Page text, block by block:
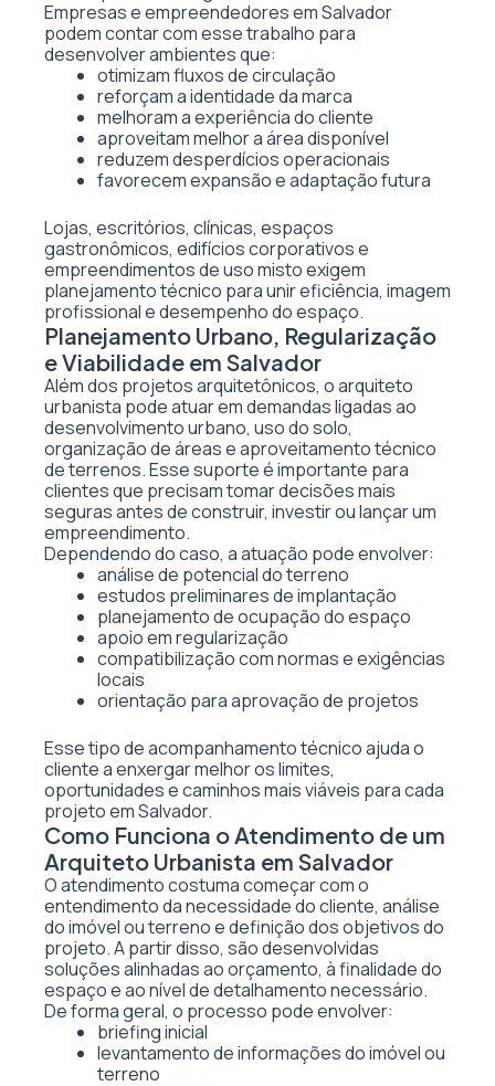
Empresas e empreendedores em Salvador
podem contar com esse trabalho para
desenvolver ambientes que:
otimizam fluxos de circulação
reforçam a identidade da marca
melhoram a experiência do cliente
aproveitam melhor a área disponível
reduzem desperdícios operacionais
favorecem expansão e adaptação futura
Lojas, escritórios, clínicas, espaços
gastronômicos, edifícios corporativos e
empreendimentos de uso misto exigem
planejamento técnico para unir eficiência, imagem
profissional e desempenho do espaço.
Planejamento Urbano, Regularização
e Viabilidade em Salvador
Além dos projetos arquitetônicos, o arquiteto
urbanista pode atuar em demandas ligadas ao
desenvolvimento urbano, uso do solo,
organização de áreas e aproveitamento técnico
de terrenos. Esse suporte é importante para
clientes que precisam tomar decisões mais
seguras antes de construir, investir ou lançar um
empreendimento.
Dependendo do caso, a atuação pode envolver:
análise de potencial do terreno
estudos preliminares de implantação
planejamento de ocupação do espaço
apoio em regularização
compatibilização com normas e exigências
locais
orientação para aprovação de projetos
Esse tipo de acompanhamento técnico ajuda o
cliente a enxergar melhor os limites,
oportunidades e caminhos mais viáveis para cada
projeto em Salvador.
Como Funciona o Atendimento de um
Arquiteto Urbanista em Salvador
O atendimento costuma começar com o
entendimento da necessidade do cliente, análise
do imóvel ou terreno e definição dos objetivos do
projeto. A partir disso, são desenvolvidas
soluções alinhadas ao orçamento, à finalidade do
espaço e ao nível de detalhamento necessário.
De forma geral, o processo pode envolver:
briefing inicial
levantamento de informações do imóvel ou
terreno